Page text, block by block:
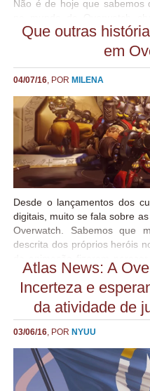
Não é de hoje que sabemos
com esse nome diversas
levantou diversas teorias
da divulgação do rifle
Sombra seria uma nova
em algum momento, mas
Agora que você já sabe
assunto, vamos ao que já
figura misteriosa é
relacionados ao
ser a imagem da
especulação....
Que outras
em
04/07/16 , POR MILENA
Desde o lançamentos dos
digitais, muito se fala sobre
Overwatch. Sabemos que
descrita dos próprios heróis
nossos heróis em ação.
algumas ideias de
ver no futuro. Pharah e
Amari é bastante comum se
outros heróis, que tendem
principalmente lamenta por
organização, seguindo
bacana se seu herói de
Atlas News: A
Incerteza e
da atividade de
03/06/16 , POR NYUU